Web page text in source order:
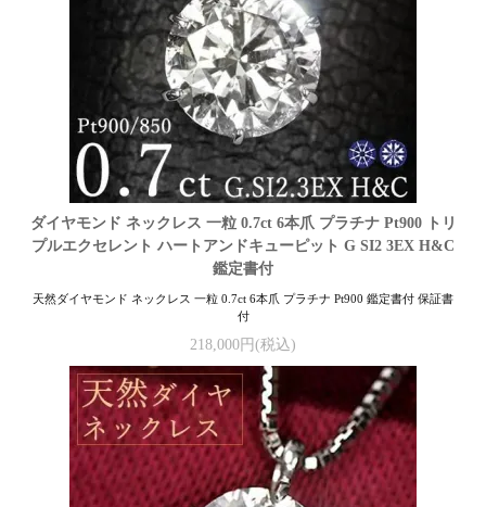
ダイヤモンド ネックレス 一粒 0.7ct 6本爪 プラチナ Pt900 トリ
プルエクセレント ハートアンドキューピット G SI2 3EX H&C
鑑定書付
天然ダイヤモンド ネックレス 一粒 0.7ct 6本爪 プラチナ Pt900 鑑定書付 保証書
付
218,000円(税込)